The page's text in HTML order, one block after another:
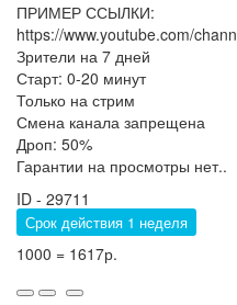
ПРИМЕР ССЫЛКИ:
https://www.youtube.com/
Зрители на 7 дней
Старт: 0-20 минут
Только на стрим
Смена канала запрещена
Дроп: 50%
Гарантии на просмотры нет..
ID - 29711
Срок действия 1 неделя
1000 = 1617р.